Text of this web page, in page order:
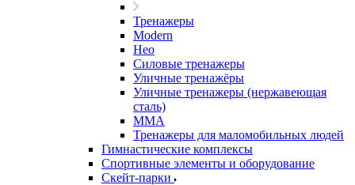
Тренажеры
Modern
Нео
Силовые тренажеры
Уличные тренажёры
Уличные тренажеры (нержавеющая
сталь)
ММА
Тренажеры для маломобильных людей
Гимнастические комплексы
Спортивные элементы и оборудование
Скейт-парки